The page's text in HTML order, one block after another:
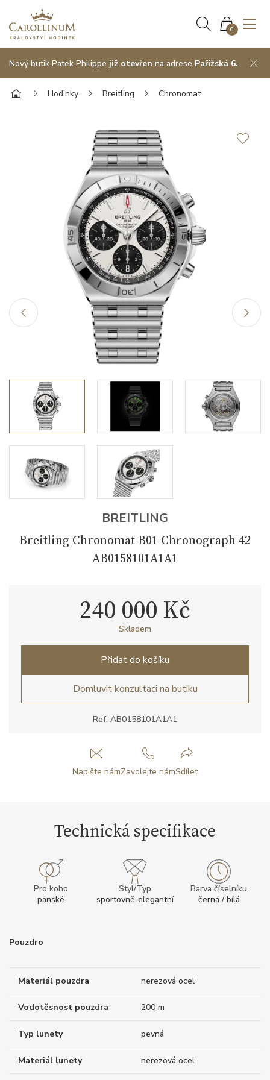
0
Nový butik Patek Philippe již otevřen na adrese Pařížská 6.
Hodinky Breitling Chronomat
BREITLING
Breitling Chronomat B01 Chronograph 42
AB0158101A1A1
Ref: AB0158101A1A1
240 000 Kč
Skladem
Přidat do košíku
Domluvit konzultaci na butiku
Napište námZavolejte námSdílet
Technická specifikace
Pro koho
pánské
Styl/Typ
sportovně-elegantní
Barva číselníku
černá / bílá
Pouzdro
Materiál pouzdra nerezová ocel
Vodotěsnost pouzdra 200 m
Typ lunety pevná
Materiál lunety nerezová ocel